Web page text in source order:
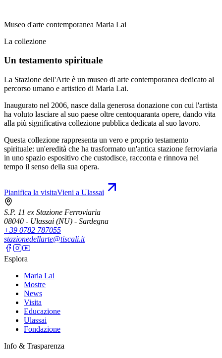
Museo d'arte contemporanea Maria Lai
La collezione
Un testamento spirituale
La Stazione dell'Arte è un museo di arte contemporanea dedicato al
percorso umano e artistico di Maria Lai.
Inaugurato nel 2006, nasce dalla generosa donazione con cui l'artista
ha voluto lasciare al suo paese oltre centoquaranta opere, dando vita
alla più significativa collezione pubblica dedicata al suo lavoro.
Questa collezione rappresenta un vero e proprio testamento
spirituale: un'eredità che ha trasformato un'antica stazione ferroviaria
in uno spazio espositivo che custodisce, racconta e rinnova nel
tempo il senso della sua opera.
Pianifica la visitaVieni a Ulassai
S.P. 11 ex Stazione Ferroviaria
08040 - Ulassai (NU) - Sardegna
+39 0782 787055
stazionedellarte@tiscali.it
Esplora
Maria Lai
Mostre
News
Visita
Educazione
Ulassai
Fondazione
Info & Trasparenza